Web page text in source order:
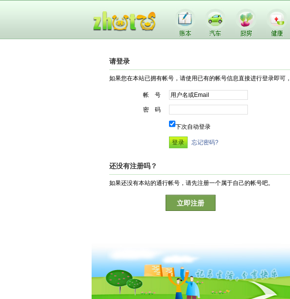
请登录
如果您在本站已拥有帐号，请使用已有的帐号信息直接进行登录即可
帐 号
密 码
下次自动登录
忘记密码?
还没有注册吗？
如果还没有本站的通行帐号，请先注册一个属于自己的帐号吧。
立即注册